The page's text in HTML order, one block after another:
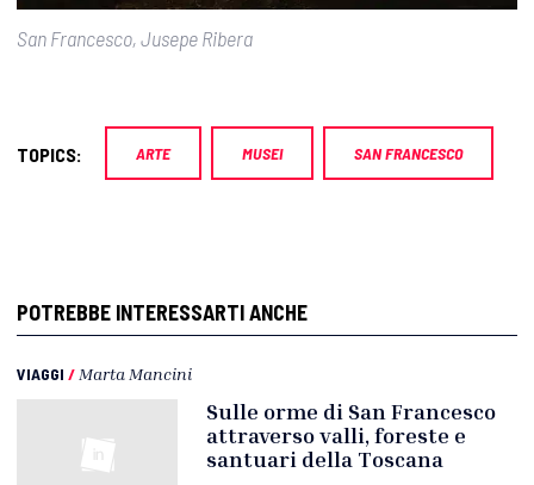
San Francesco, Jusepe Ribera
TOPICS: ARTE MUSEI SAN FRANCESCO
POTREBBE INTERESSARTI ANCHE
VIAGGI / Marta Mancini
Sulle orme di San Francesco
attraverso valli, foreste e
santuari della Toscana